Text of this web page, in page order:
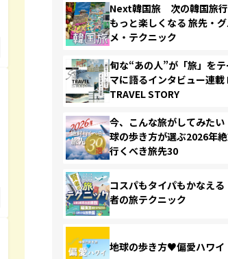
Next韓国旅 次の韓国旅
もっと楽しくなる 旅先・
メ・テクニック
旬な“あの人”が「旅」をテ
マに語るインタビュー連載
TRAVEL STORY
今、こんな旅がしてみたい
球の歩き方が選ぶ2026年
行くべき旅先30
コスパもタイパもかなえる
者の旅テクニック
地球の歩き方♥偏愛ハワイ